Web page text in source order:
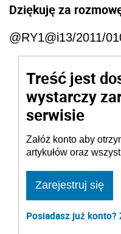
Dziękuję za
@RY1@i13/2011/
Treść jest
wystarczy
serwisie
Załóż konto aby
artykułów oraz
Zarejestruj się
Posiadasz już konto?